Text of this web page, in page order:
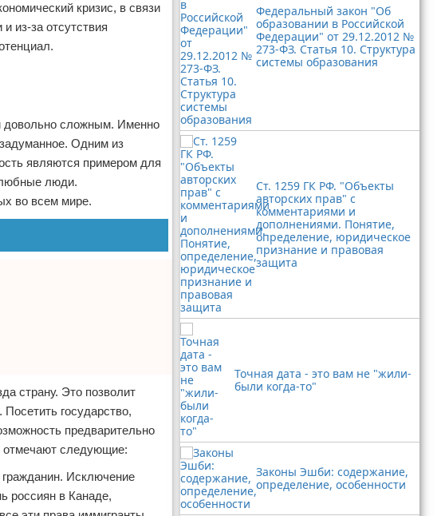
кризис, в связи
из-за отсутствия
довольно сложным. Именно
Одним из
являются примером для
люди.
во всем мире.
страну. Это позволит
государство,
предварительно
отмечают следующие:
Исключение
россиян в Канаде,
Федеральный закон "Об
образовании в Российской
Федерации" от 29.12.2012 №
273-ФЗ. Статья 10. Структура
системы образования
Ст. 1259 ГК РФ. "Объекты
авторских прав" с
комментариями и
дополнениями. Понятие,
определение, юридическое
признание и правовая
защита
Точная дата - это вам не "жили-
были когда-то"
Законы Эшби: содержание,
определение, особенности